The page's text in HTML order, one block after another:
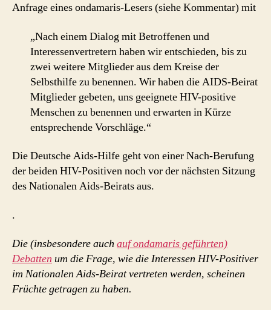
Anfrage eines ondamaris-Lesers (siehe Kommentar) mit
„Nach einem Dialog mit Betroffenen und
Interessenvertretern haben wir entschieden, bis zu
zwei weitere Mitglieder aus dem Kreise der
Selbsthilfe zu benennen. Wir haben die AIDS-Beirat
Mitglieder gebeten, uns geeignete HIV-positive
Menschen zu benennen und erwarten in Kürze
entsprechende Vorschläge.“
Die Deutsche Aids-Hilfe geht von einer Nach-Berufung
der beiden HIV-Positiven noch vor der nächsten Sitzung
des Nationalen Aids-Beirats aus.
.
Die (insbesondere auch auf ondamaris geführten)
Debatten um die Frage, wie die Interessen HIV-Positiver
im Nationalen Aids-Beirat vertreten werden, scheinen
Früchte getragen zu haben.